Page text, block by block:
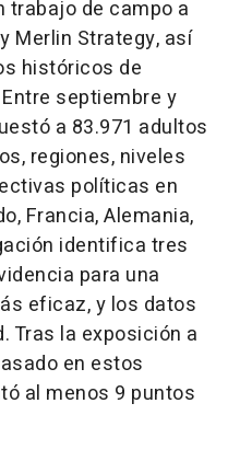
trabajo de campo a
Merlin Strategy, así
históricos de
septiembre y
a 83.971 adultos
regiones, niveles
políticas en
Francia, Alemania,
identifica tres
para una
eficaz, y los datos
Tras la exposición a
en estos
al menos 9 puntos